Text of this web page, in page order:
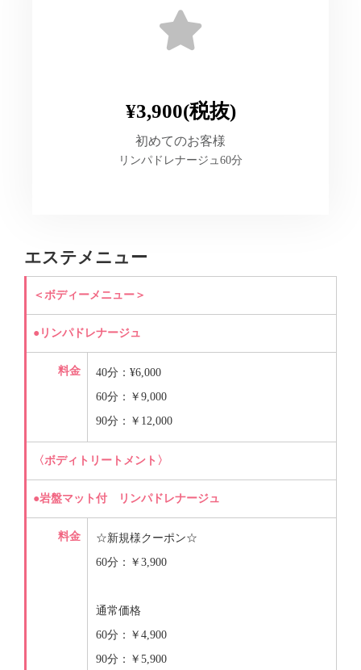
¥3,900(税抜)
初めてのお客様
リンパドレナージュ60分
エステメニュー
＜ボディーメニュー＞
●リンパドレナージュ
料金
40分：¥6,000
60分：￥9,000
90分：￥12,000
〈ボディトリートメント〉
●岩盤マット付 リンパドレナージュ
料金
☆新規様クーポン☆
60分：￥3,900
通常価格
60分：￥4,900
90分：￥5,900